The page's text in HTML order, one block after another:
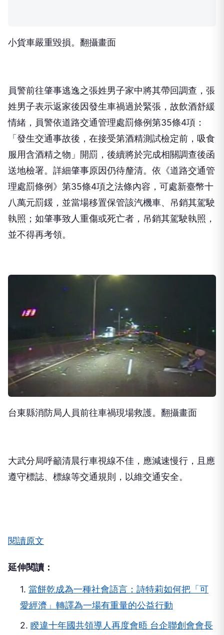
小貨車嚴重毀損。翻攝畫面
員警前往肇事逃逸之張姓男子家中將其帶回調查，張
姓男子表示返家後因發生車禍過於緊張，故飲酒舒緩
情緒，員警依道路交通管理處罰條例第35條4項：
「發生交通事故後，在接受第酒精測試檢定前，吸食
服用含酒精之物」開罰，後續將於完成相關調查後函
送地檢署。詳細肇事原因仍待釐清。依《道路交通管
理處罰條例》第35條4項之法條內容，可處新臺幣十
八萬元罰鍰，並當場移置保管該汽機車、吊銷其駕駛
執照；如肇事致人重傷或死亡者，吊銷其駕駛執照，
並不得再考領。
台東縣消防局人員前往車禍現場救護。翻攝畫面
大武分局呼籲清晨行車視線不佳，應減速慢行，且應
遵守標誌、標線等交通規則，以維交通安全。
閱讀原文
延伸閱讀：
1. 當餅乾成為一種社會語言：詩特莉如何把「可
愛經濟」轉譯為一場有重量的公益行動
2. 睽違十年國共領導人再度會晤 台企聯創會會長